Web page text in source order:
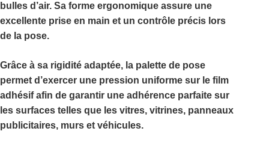
bulles d’air. Sa forme ergonomique assure une
excellente prise en main et un contrôle précis lors
de la pose.
Grâce à sa rigidité adaptée, la palette de pose
permet d’exercer une pression uniforme sur le film
adhésif afin de garantir une adhérence parfaite sur
les surfaces telles que les vitres, vitrines, panneaux
publicitaires, murs et véhicules.